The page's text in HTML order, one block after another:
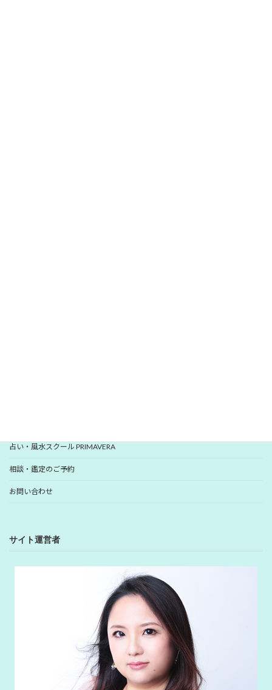
占い・風水スクール PRIMAVERA
相談・鑑定のご予約
お問い合わせ
サイト運営者